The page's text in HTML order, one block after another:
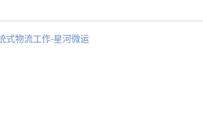
式物流工作-星河微运